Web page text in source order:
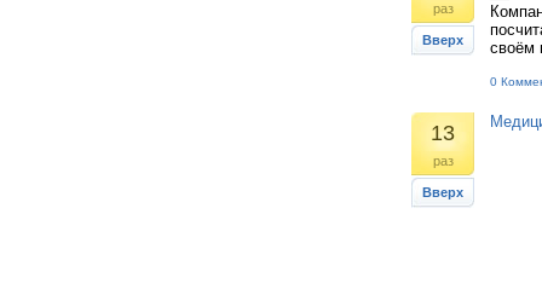
раз
Вверх
своём
0
13
раз
Вверх